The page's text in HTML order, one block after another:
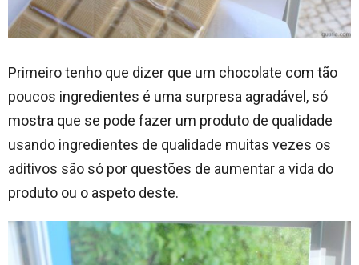
Primeiro tenho que dizer que um chocolate com tão
poucos ingredientes é uma surpresa agradável, só
mostra que se pode fazer um produto de qualidade
usando ingredientes de qualidade muitas vezes os
aditivos são só por questões de aumentar a vida do
produto ou o aspeto deste.